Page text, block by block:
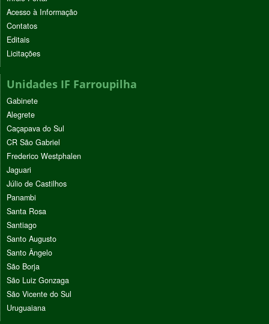
Acesso à Informação
Contatos
Editais
Licitações
Unidades IF Farroupilha
Gabinete
Alegrete
Caçapava do Sul
CR São Gabriel
Frederico Westphalen
Jaguari
Júlio de Castilhos
Panambi
Santa Rosa
Santiago
Santo Augusto
Santo Ângelo
São Borja
São Luiz Gonzaga
São Vicente do Sul
Uruguaiana